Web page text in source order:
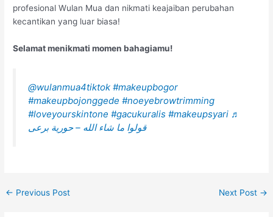
profesional Wulan Mua dan nikmati keajaiban perubahan
kecantikan yang luar biasa!
Selamat menikmati momen bahagiamu!
@wulanmua4tiktok #makeupbogor
#makeupbojonggede #noeyebrowtrimming
#loveyourskintone #gacukuralis #makeupsyari ♬
قولوا ما شاء الله – حورية برعى
← Previous Post Next Post →